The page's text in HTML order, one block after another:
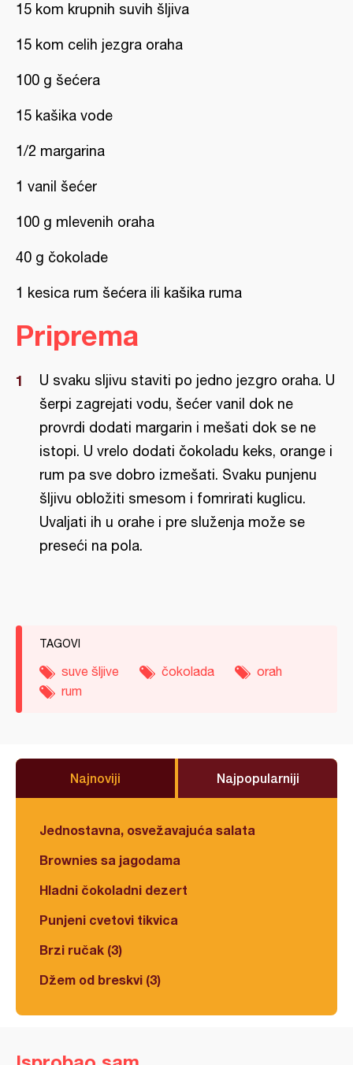
15 kom krupnih suvih šljiva
15 kom celih jezgra oraha
100 g šećera
15 kašika vode
1/2 margarina
1 vanil šećer
100 g mlevenih oraha
40 g čokolade
1 kesica rum šećera ili kašika ruma
Priprema
U svaku sljivu staviti po jedno jezgro oraha. U
šerpi zagrejati vodu, šećer vanil dok ne
provrdi dodati margarin i mešati dok se ne
istopi. U vrelo dodati čokoladu keks, orange i
rum pa sve dobro izmešati. Svaku punjenu
šljivu obložiti smesom i fomrirati kuglicu.
Uvaljati ih u orahe i pre služenja može se
preseći na pola.
TAGOVI
suve šljive čokolada
orah
rum
Najnoviji Najpopularniji
Jednostavna, osvežavajuća salata
Brownies sa jagodama
Hladni čokoladni dezert
Punjeni cvetovi tikvica
Brzi ručak (3)
Džem od breskvi (3)